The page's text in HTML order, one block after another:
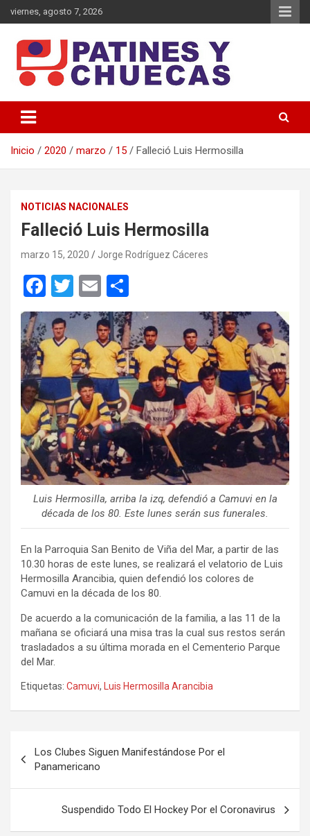
Saltar
al
viernes, agosto 7, 2026
Patines y Chuecas
Inicio 2020 marzo 15 Falleció Luis Hermosilla
NOTICIAS NACIONALES
Falleció Luis Hermosilla
marzo 15, 2020 Jorge Rodríguez Cáceres
F
a
ce
b
o
o
k
T
wi
tt
er
E
m
ail
o
m
p
ar
tir
Luis Hermosilla, arriba la izq, defendió a Camuvi en la
década de los 80. Este lunes serán sus funerales.
En la Parroquia San Benito de Viña del Mar, a partir de las
10.30 horas de este lunes, se realizará el velatorio de Luis
Hermosilla Arancibia, quien defendió los colores de
Camuvi en la década de los 80.
De acuerdo a la comunicación de la familia, a las 11 de la
mañana se oficiará una misa tras la cual sus restos serán
trasladados a su última morada en el Cementerio Parque
del Mar.
Etiquetas: Camuvi, Luis Hermosilla Arancibia
de
entradas
Los Clubes Siguen Manifestándose Por el
Panamericano
Suspendido Todo El Hockey Por el Coronavirus